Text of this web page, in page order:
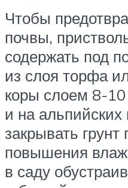
Чтобы
почвы,
содержать под
из слоя торфа
коры слоем 8-
и на альпийских
закрывать грунт
повышения
в саду